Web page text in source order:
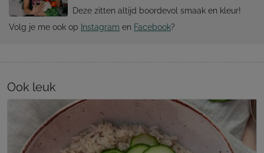
Deze zitten altijd boordevol smaak en kleur!
Volg je me ook op Instagram en Facebook?
Ook leuk